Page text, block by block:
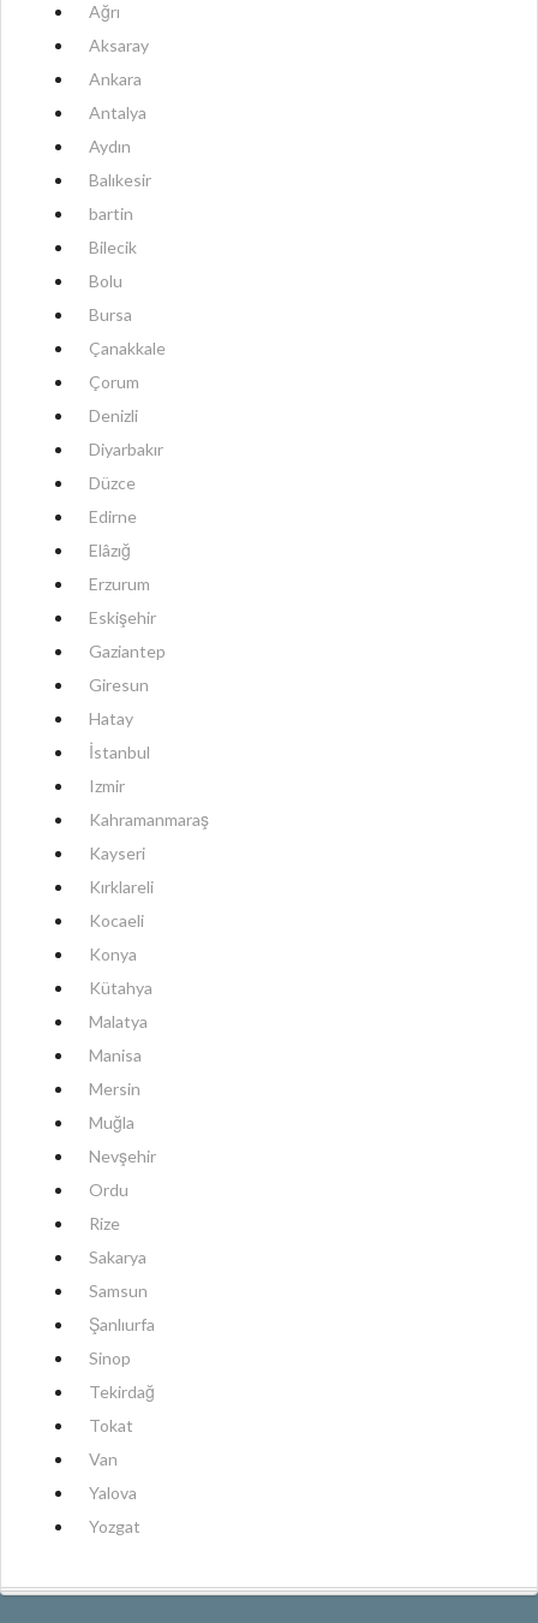
Ağrı
Aksaray
Ankara
Antalya
Aydın
Balıkesir
bartin
Bilecik
Bolu
Bursa
Çanakkale
Çorum
Denizli
Diyarbakır
Düzce
Edirne
Elâzığ
Erzurum
Eskişehir
Gaziantep
Giresun
Hatay
İstanbul
Izmir
Kahramanmaraş
Kayseri
Kırklareli
Kocaeli
Konya
Kütahya
Malatya
Manisa
Mersin
Muğla
Nevşehir
Ordu
Rize
Sakarya
Samsun
Şanlıurfa
Sinop
Tekirdağ
Tokat
Van
Yalova
Yozgat